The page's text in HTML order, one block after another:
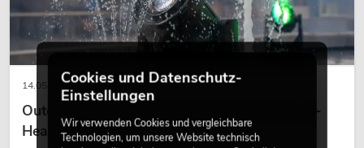
14.05.2026
Outdoor Moving-Heads: Wetterfeste Moving-
Heads bei Events
Cookies und Datenschutz-
Einstellungen
Wir verwenden Cookies und vergleichbare
Technologien, um unsere Website technisch